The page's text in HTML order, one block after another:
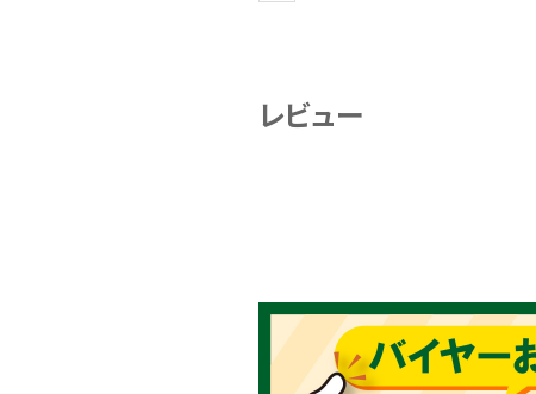
レビュー